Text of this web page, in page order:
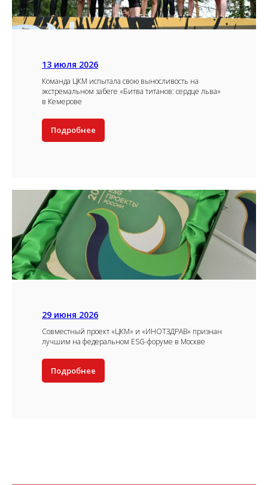
13 июля 2026
Команда ЦКМ испытала свою выносливость на
экстремальном забеге «Битва титанов: сердце льва»
в Кемерове
Подробнее
29 июня 2026
Совместный проект «ЦКМ» и «ИНОТЗДРАВ» признан
лучшим на федеральном ESG-форуме в Москве
Подробнее